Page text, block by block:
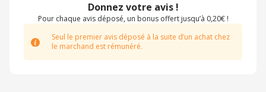
Donnez votre avis !
Pour chaque avis déposé, un bonus offert jusqu’à 0,20€ !
Seul le premier avis déposé à la suite d’un achat chez
le marchand est rémunéré.